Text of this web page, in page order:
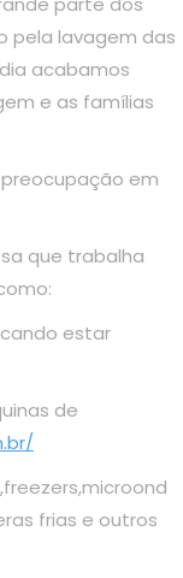
pela lavagem das
acabamos
e as famílias
em
que trabalha
estar
de
frias e outros